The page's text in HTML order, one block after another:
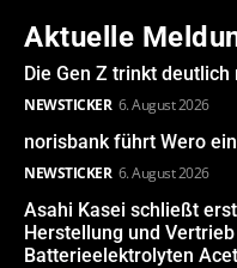
Aktuelle
Die Gen Z trinkt
NEWSTICKER 6. August 2026
norisbank führt Wero ein
NEWSTICKER 6. August 2026
Asahi Kasei schließt
Herstellung und
Batterieelektrolyten